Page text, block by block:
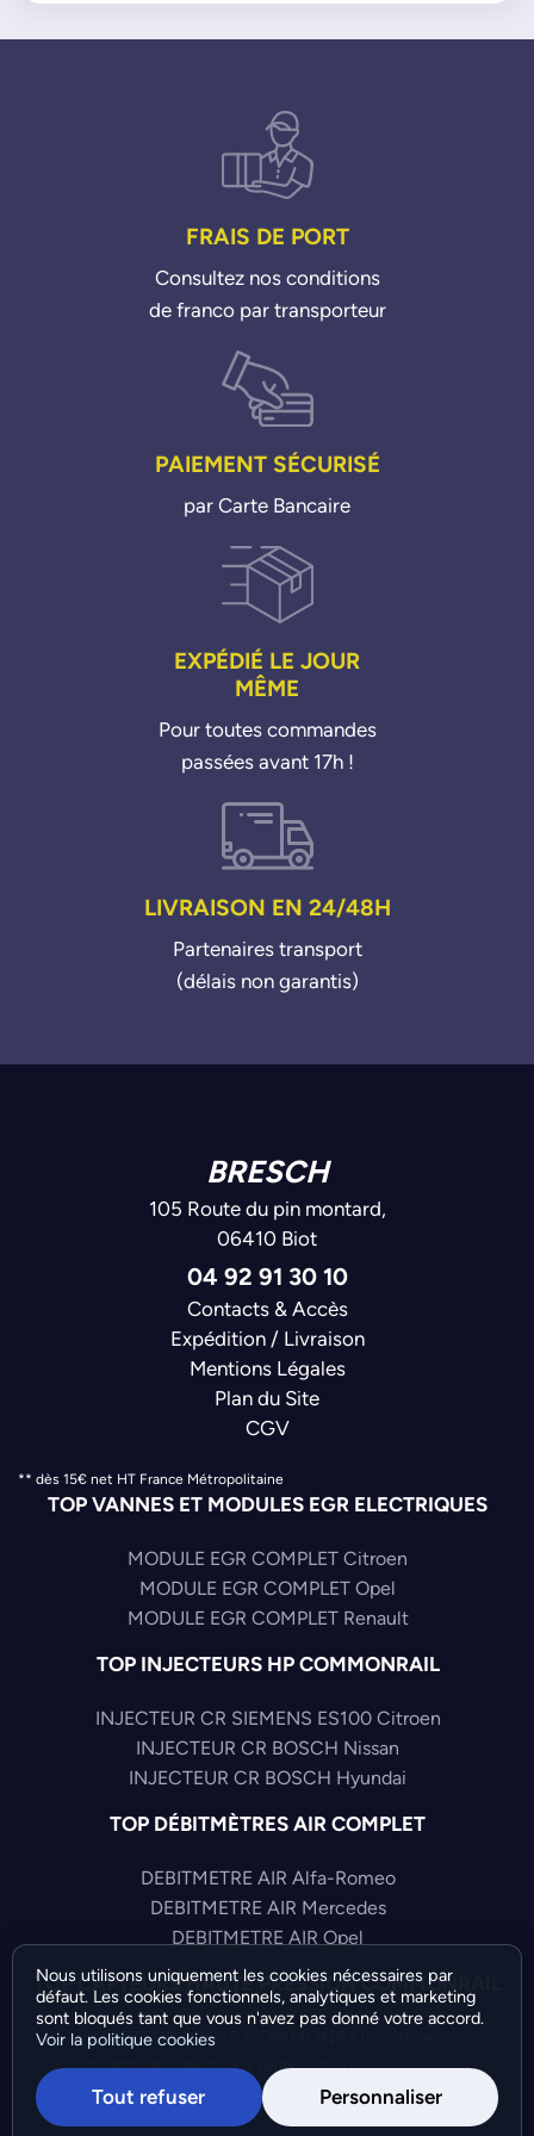
FRAIS DE PORT
Consultez nos conditions
de franco par transporteur
PAIEMENT SÉCURISÉ
par Carte Bancaire
EXPÉDIÉ LE JOUR
MÊME
Pour toutes commandes
passées avant 17h !
LIVRAISON EN 24/48H
Partenaires transport
(délais non garantis)
BRESCH
105 Route du pin montard,
06410 Biot
04 92 91 30 10
Contacts & Accès
Expédition / Livraison
Mentions Légales
Plan du Site
CGV
** dès 15€ net HT France Métropolitaine
TOP VANNES ET MODULES EGR ELECTRIQUES
MODULE EGR COMPLET Citroen
MODULE EGR COMPLET Opel
MODULE EGR COMPLET Renault
TOP INJECTEURS HP COMMONRAIL
INJECTEUR CR SIEMENS ES100 Citroen
INJECTEUR CR BOSCH Nissan
INJECTEUR CR BOSCH Hyundai
TOP DÉBITMÈTRES AIR COMPLET
DEBITMETRE AIR Alfa-Romeo
DEBITMETRE AIR Mercedes
DEBITMETRE AIR Opel
TOP CAPTEURS HAUTE PRESSION COMMONRAIL
CAPTEUR PRESS COMMONRAIL Citroen
CAPTEUR PRESS COMMONRAIL Mercedes
CAPTEUR PRESS COMMONRAIL Fiat
Nous utilisons uniquement les cookies nécessaires par
défaut. Les cookies fonctionnels, analytiques et marketing
sont bloqués tant que vous n'avez pas donné votre accord.
Voir la politique cookies
Tout refuser Personnaliser